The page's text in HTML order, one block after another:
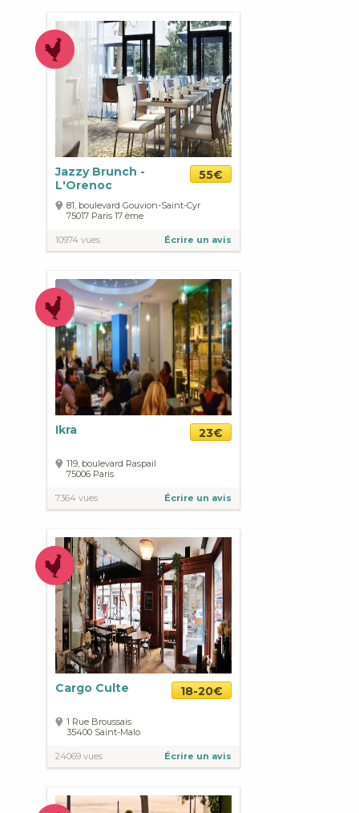
Jazzy Brunch -
L'Orenoc
55€
81, boulevard Gouvion-Saint-Cyr
75017 Paris 17 ème
10974 vues Écrire un avis
Ikra 23€
119, boulevard Raspail
75006 Paris
7364 vues Écrire un avis
Cargo Culte 18-20€
1 Rue Broussais
35400 Saint-Malo
24069 vues Écrire un avis